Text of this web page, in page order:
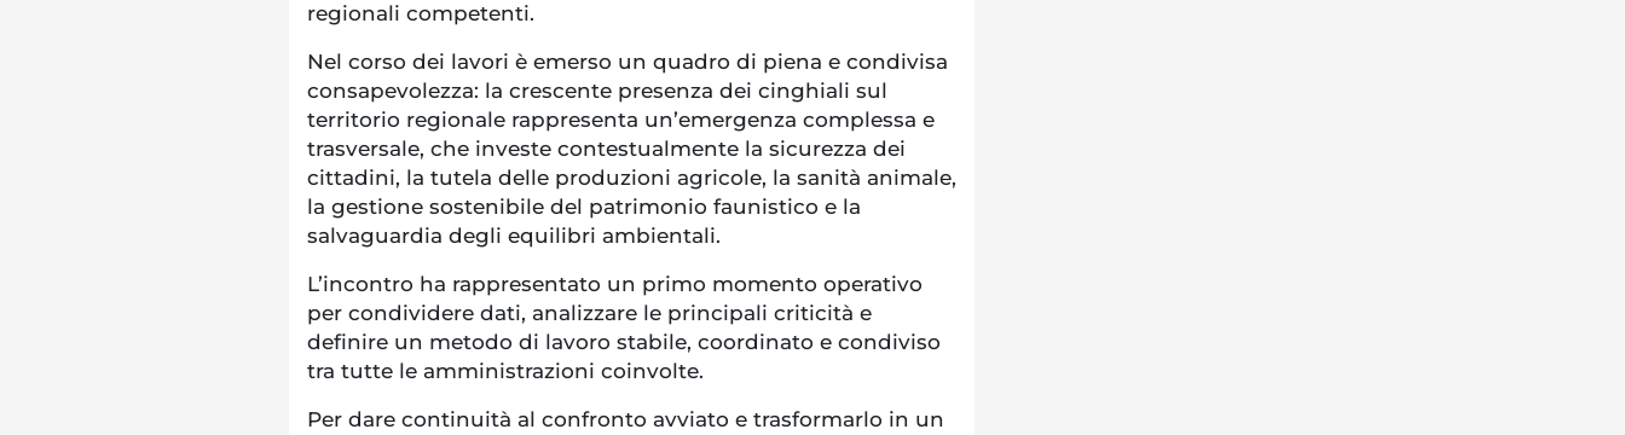
regionali competenti.
Nel corso dei lavori è emerso un quadro di piena e condivisa
consapevolezza: la crescente presenza dei cinghiali sul
territorio regionale rappresenta un’emergenza complessa e
trasversale, che investe contestualmente la sicurezza dei
cittadini, la tutela delle produzioni agricole, la sanità animale,
la gestione sostenibile del patrimonio faunistico e la
salvaguardia degli equilibri ambientali.
L’incontro ha rappresentato un primo momento operativo
per condividere dati, analizzare le principali criticità e
definire un metodo di lavoro stabile, coordinato e condiviso
tra tutte le amministrazioni coinvolte.
Per dare continuità al confronto avviato e trasformarlo in un